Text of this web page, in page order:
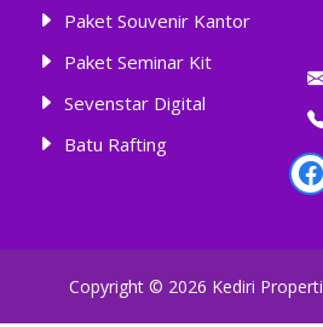
Paket Souvenir Kantor
Paket Seminar Kit
Sevenstar Digital
Batu Rafting
Copyright © 2026 Kediri Properti